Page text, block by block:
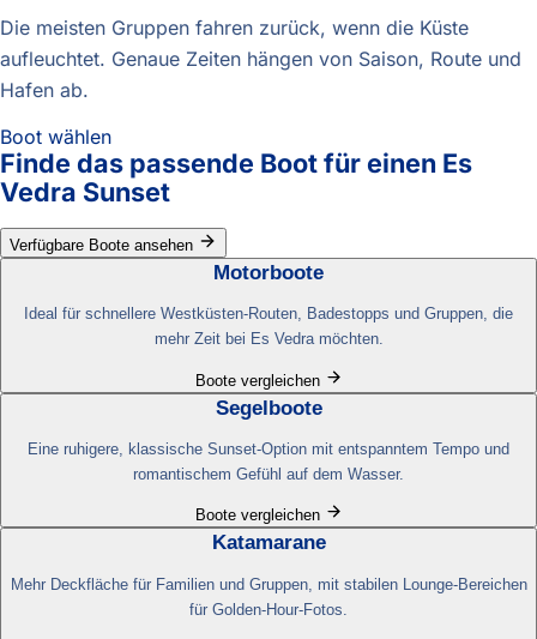
Die meisten Gruppen fahren zurück, wenn die Küste
aufleuchtet. Genaue Zeiten hängen von Saison, Route und
Hafen ab.
Boot wählen
Finde das passende Boot für einen Es
Vedra Sunset
Verfügbare Boote ansehen
Motorboote
Ideal für schnellere Westküsten-Routen, Badestopps und Gruppen, die
mehr Zeit bei Es Vedra möchten.
Boote vergleichen
Segelboote
Eine ruhigere, klassische Sunset-Option mit entspanntem Tempo und
romantischem Gefühl auf dem Wasser.
Boote vergleichen
Katamarane
Mehr Deckfläche für Familien und Gruppen, mit stabilen Lounge-Bereichen
für Golden-Hour-Fotos.